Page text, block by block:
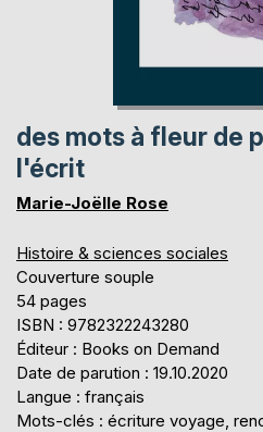
des mots à fleur de
l'écrit
Marie-Joëlle Rose
Histoire & sciences sociales
Couverture souple
54 pages
ISBN : 9782322243280
Éditeur : Books on Demand
Date de parution : 19.10.2020
Langue : français
Mots-clés : écriture voyage,